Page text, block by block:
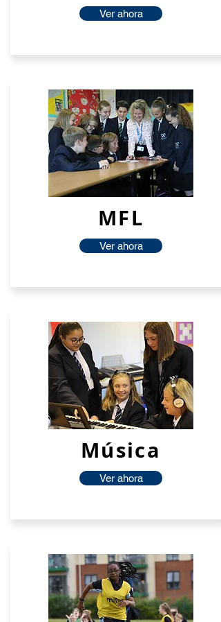
Ver ahora
MFL
Ver ahora
Música
Ver ahora